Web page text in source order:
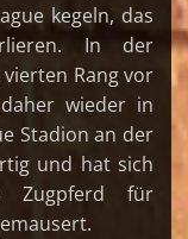
kegeln, das
In der
Rang vor
wieder in
Stadion an der
und hat sich
Zugpferd für